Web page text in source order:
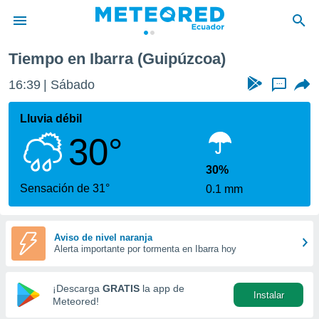
de
ha
para
que se
calidad.
a este
las
y
forma
digital
basada
Tiempo en Ibarra (Guipúzcoa)
16:39 Sábado ...
Lluvia débil
30°
Sensación de 31°
30%
0.1 mm
Aviso de nivel naranja
Alerta importante por tormenta en Ibarra hoy
¡Descarga GRATIS la app de
Meteored!
Instalar